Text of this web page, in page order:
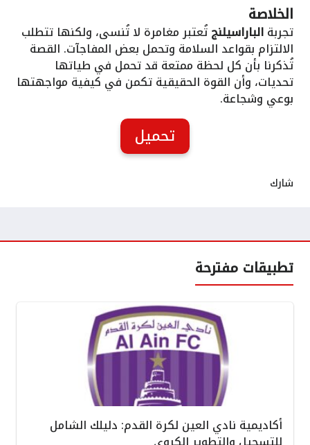
الخلاصة
تجربةالباراسيلنجتُعتبر مغامرة لا تُنسى، ولكنها تتطلب
الالتزام بقواعد السلامة وتحمل بعض المفاجآت. القصة
تُذكرنا بأن كل لحظة ممتعة قد تحمل في طياتها
تحديات، وأن القوة الحقيقية تكمن في كيفية مواجهتها
بوعي وشجاعة.
تحميل
شارك
تطبيقات مفترحة
أكاديمية نادي العين لكرة القدم: دليلك الشامل